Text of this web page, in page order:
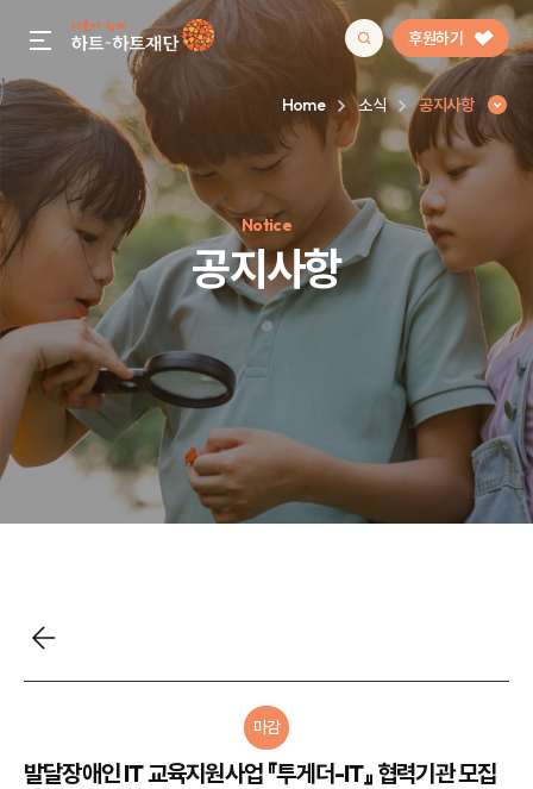
gnb menu open 후원하기
인기 키워드
#정기후원#하트플레이스#캠페인#팬덤후원
Home 소식 공지사항
Notice
공지사항
마감
발달장애인 IT 교육지원사업 『투게더-IT』 협력기관 모집